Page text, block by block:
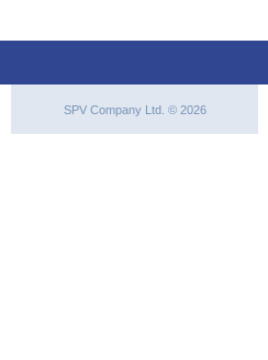
SPV Company Ltd. © 2026